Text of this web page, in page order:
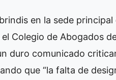
en la sede
Colegio de Abogados
duro comunicado
que “la falta de